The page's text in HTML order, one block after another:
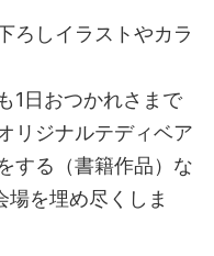
ろしイラストやカラ
1日おつかれさまで
リジナルテディベア
する（書籍作品）な
を埋め尽くしま